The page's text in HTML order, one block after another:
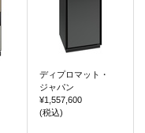
ディプロマット・
ジャパン
¥1,557,600
(税込)